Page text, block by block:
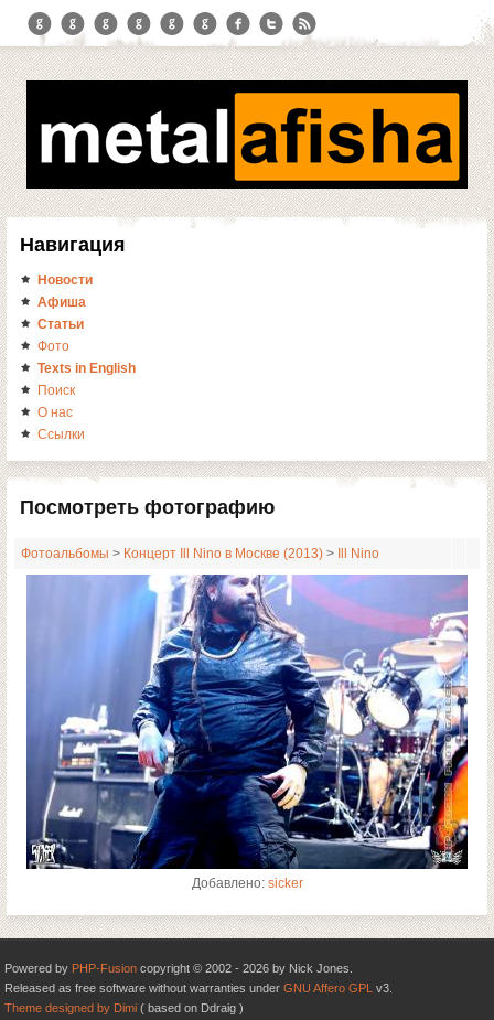
Навигация
Новости
Афиша
Статьи
Фото
Texts in English
Поиск
О нас
Ссылки
Посмотреть фотографию
Фотоальбомы > Концерт Ill Nino в Москве (2013) > Ill Nino
Добавлено: sicker
Powered by PHP-Fusion copyright © 2002 - 2026 by Nick Jones.
Released as free software without warranties under GNU Affero GPL v3.
Theme designed by Dimi ( based on Ddraig )